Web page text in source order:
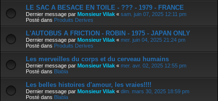
LE SAC A BESACE EN TOILE - ??? - 1979 - FRANCE
Dernier message par Monsieur Vilak « sam. juin 07, 2025 12:11 pm
Posté dans Produits Derives
L'AUTOBUS A FRICTION - ROBIN - 1975 - JAPAN ONLY
Dernier message par Monsieur Vilak « mer. juin 04, 2025 21:24 pm
Posté dans Produits Derives
Les merveilles du corps et du cerveau humains
Dernier message par Monsieur Vilak « mer. avr. 02, 2025 12:55 pm
Posté dans Blabla
Les belles histoires d'amour, les vraies!!!!
Dernier message par Monsieur Vilak « dim. mars 30, 2025 18:59 pm
Posté dans Blabla